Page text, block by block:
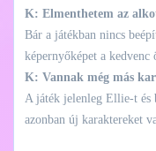
K: Elmenthetem az
Bár a játékban nincs
képernyőképet a
K: Vannak még más
A játék jelenleg Ellie-t és
azonban új karaktereket